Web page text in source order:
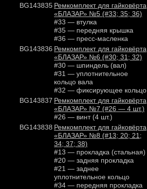
BG143835 Ремкомплект для гайковёрта
«БЛАЗАР» №5 (#33; 35; 36)
#33 — втулка
#35 — передняя крышка
#36 — пресс-масленка
BG143836 Ремкомплект для гайковёрта
«БЛАЗАР» №6 (#30; 31; 32)
#30 — шпиндель (вал)
#31 — уплотнительное
кольцо вала
#32 — фиксирующее кольцо
BG143837 Ремкомплект для гайковёрта
«БЛАЗАР» №7 (#26 — 4 шт.)
#26 — винт (4 шт.)
BG143838 Ремкомплект для гайковёрта
«БЛАЗАР» №8 (#13; 20; 21;
34; 37; 38)
#13 — прокладка (стальная)
#20 — задняя прокладка
#21 — заднее
уплотнительное кольцо
#34 — передняя прокладка